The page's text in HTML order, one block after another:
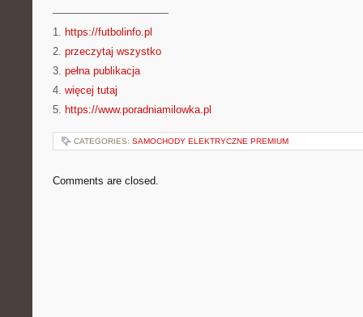
———————————
1. https://futbolinfo.pl
2. przeczytaj wszystko
3. pełna publikacja
4. więcej tutaj
5. https://www.poradniamilowka.pl
CATEGORIES: SAMOCHODY ELEKTRYCZNE PREMIUM
Comments are closed.